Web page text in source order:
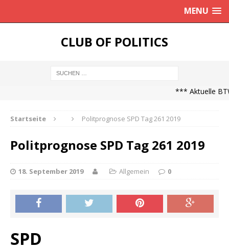
MENU
CLUB OF POLITICS
*** Aktuelle
Startseite Politprognose SPD Tag 261 2019
Politprognose SPD Tag 261 2019
18. September 2019 Allgemein 0
SPD